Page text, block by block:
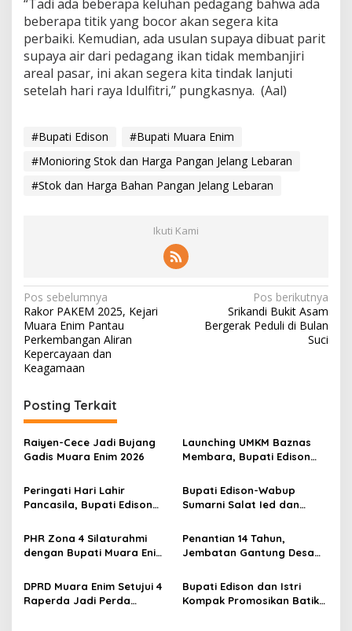
“Tadi ada beberapa keluhan pedagang bahwa ada
beberapa titik yang bocor akan segera kita
perbaiki. Kemudian, ada usulan supaya dibuat parit
supaya air dari pedagang ikan tidak membanjiri
areal pasar, ini akan segera kita tindak lanjuti
setelah hari raya Idulfitri,” pungkasnya. (Aal)
#Bupati Edison
#Bupati Muara Enim
#Monioring Stok dan Harga Pangan Jelang Lebaran
#Stok dan Harga Bahan Pangan Jelang Lebaran
Ikuti Kami
N
a
v
i
a
s
i
o
Pos sebelumnya
Rakor PAKEM 2025, Kejari
Muara Enim Pantau
Perkembangan Aliran
Kepercayaan dan
Keagamaan
Pos berikutnya
Srikandi Bukit Asam
Bergerak Peduli di Bulan
Suci
Posting Terkait
Raiyen-Cece Jadi Bujang
Gadis Muara Enim 2026
Launching UMKM Baznas
Membara, Bupati Edison
Usaha kepada 200
Mustahik
Peringati Hari Lahir
Pancasila, Bupati Edison
Perkokoh Persatuan dan
Kawal Pembangunan
Bupati Edison-Wabup
Sumarni Salat Ied dan
di Masjid Agung
PHR Zona 4 Silaturahmi
dengan Bupati Muara Enim
Sinergi Dukung Ketahanan
Energi Nasional
Penantian 14 Tahun,
Jembatan Gantung Desa
DPRD Muara Enim Setujui 4
Raperda Jadi Perda
Bupati Edison dan Istri
Kompak Promosikan Batik